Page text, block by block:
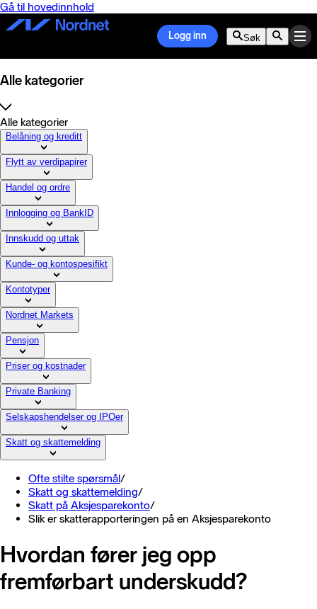
Gå til hovedinnhold
Logg inn Søk
Alle kategorier
Alle kategorier
Belåning og kreditt
Flytt av verdipapirer
Handel og ordre
Innlogging og BankID
Innskudd og uttak
Kunde- og kontospesifikt
Kontotyper
Nordnet Markets
Pensjon
Priser og kostnader
Private Banking
Selskapshendelser og IPOer
Skatt og skattemelding
Ofte stilte spørsmål/
Skatt og skattemelding/
Skatt på Aksjesparekonto/
Slik er skatterapporteringen på en Aksjesparekonto
Hvordan fører jeg opp
fremførbart underskudd?